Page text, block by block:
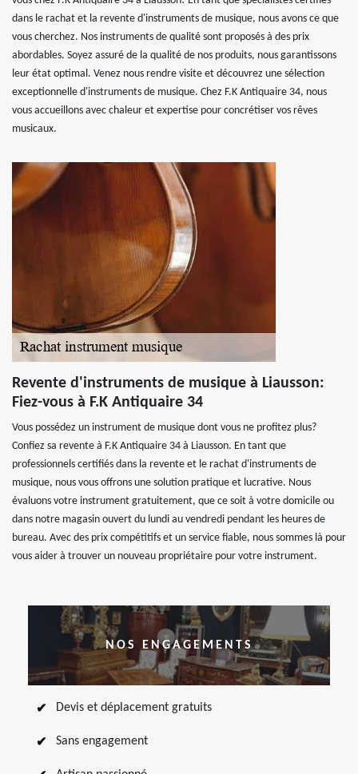
dans le rachat et la revente d'instruments de musique, nous avons ce que
vous cherchez. Nos instruments de qualité sont proposés à des prix
abordables. Soyez assuré de la qualité de nos produits, nous garantissons
leur état optimal. Venez nous rendre visite et découvrez une sélection
exceptionnelle d'instruments de musique. Chez F.K Antiquaire 34, nous
vous accueillons avec chaleur et expertise pour concrétiser vos rêves
musicaux.
Revente d'instruments de musique à Liausson:
Fiez-vous à F.K Antiquaire 34
Vous possédez un instrument de musique dont vous ne profitez plus?
Confiez sa revente à F.K Antiquaire 34 à Liausson. En tant que
professionnels certifiés dans la revente et le rachat d'instruments de
musique, nous vous offrons une solution pratique et lucrative. Nous
évaluons votre instrument gratuitement, que ce soit à votre domicile ou
dans notre magasin ouvert du lundi au vendredi pendant les heures de
bureau. Avec des prix compétitifs et un service fiable, nous sommes là pour
vous aider à trouver un nouveau propriétaire pour votre instrument.
NOS ENGAGEMENTS
Devis et déplacement gratuits
Sans engagement